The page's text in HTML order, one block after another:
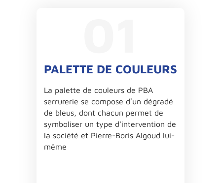
PALETTE DE COULEURS
La palette de couleurs de PBA
serrurerie se compose dʼun dégradé
de bleus, dont chacun permet de
symboliser un type d’intervention de
la société et Pierre-Boris Algoud lui-
même